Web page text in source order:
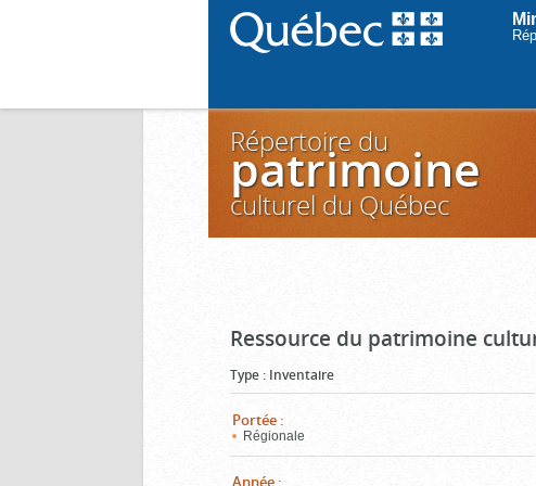
Répertoire du
patrimoine
culturel du Québec
Ressource du patrimoine
Type : Inventaire
Portée :
Régionale